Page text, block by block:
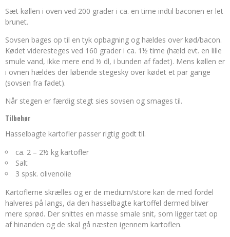
Sæt køllen i oven ved 200 grader i ca. en time indtil baconen er let
brunet.
Sovsen bages op til en tyk opbagning og hældes over kød/bacon.
Kødet videresteges ved 160 grader i ca. 1½ time (hæld evt. en lille
smule vand, ikke mere end ½ dl, i bunden af fadet). Mens køllen er
i ovnen hældes der løbende stegesky over kødet et par gange
(sovsen fra fadet).
Når stegen er færdig stegt sies sovsen og smages til.
Tilbehør
Hasselbagte kartofler passer rigtig godt til.
ca. 2 – 2½ kg kartofler
Salt
3 spsk. olivenolie
Kartoflerne skrælles og er de medium/store kan de med fordel
halveres på langs, da den hasselbagte kartoffel dermed bliver
mere sprød. Der snittes en masse smale snit, som ligger tæt op
af hinanden og de skal gå næsten igennem kartoflen.